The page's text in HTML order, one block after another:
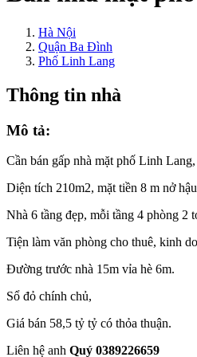
Hà Nội
Quận Ba Đình
Phố Linh Lang
Thông tin nhà
Mô tả:
Cần bán gấp nhà mặt phố Linh
Diện tích 210m2, mặt tiền 8 m nở
Nhà 6 tầng đẹp, mỗi tầng 4 phòng 2
Tiện làm văn phòng cho thuê, kinh
Đường trước nhà 15m vỉa hè 6m.
Sổ đỏ chính chủ,
Giá bán 58,5 tỷ tỷ có thỏa thuận.
Liên hệ anh Quý 0389226659